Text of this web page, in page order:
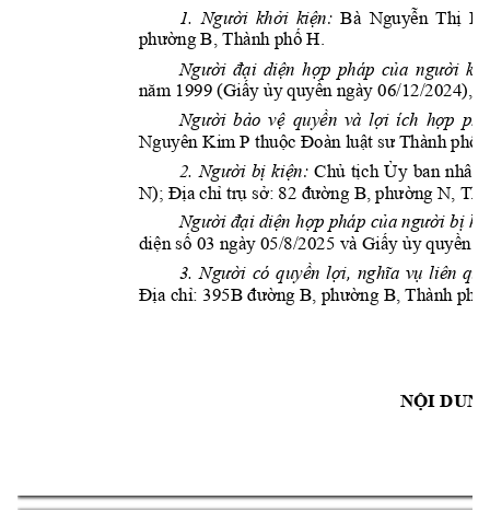
1. Người khởi kiện: Bà Nguyễn Thị
phường B, Thành phố H.
Người đại diện hợp pháp của người
năm 1999 (Giấy ủy quyền ngày 06/12/2024),
Người bảo vệ quyền và lợi ích hợp
Nguyên Kim P thuộc Đoàn luật sư Thành phố
2. Người bị kiện: Chủ tịch Ủy ban nhân
N); Địa chỉ trụ sở: 82 đường B, phường N ,
Người đại diện hợp pháp của người bị
diện số 03 ngày 05/8/2025 và Giấy ủy quyền
3. Người có quyền lợi, nghĩa vụ liên
Địa chỉ: 395B đường B, phường B , Thành phố
NỘI